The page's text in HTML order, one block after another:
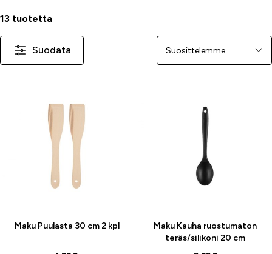
13 tuotetta
Suodata Järjestä
Maku Puulasta 30 cm 2 kpl
Maku Kauha ruostumaton
teräs/silikoni 20 cm